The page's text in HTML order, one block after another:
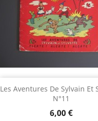
Les Aventures De Sylvain Et
N°11
Prix
6,00 €